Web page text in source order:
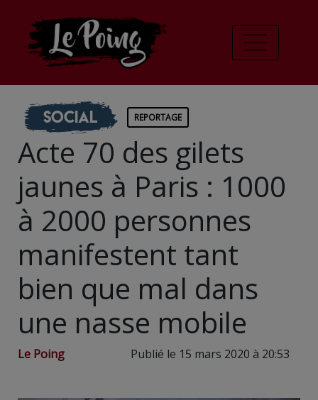
Social REPORTAGE
Acte 70 des gilets
jaunes à Paris : 1000
à 2000 personnes
manifestent tant
bien que mal dans
une nasse mobile
Le Poing Publié le 15 mars 2020 à 20:53